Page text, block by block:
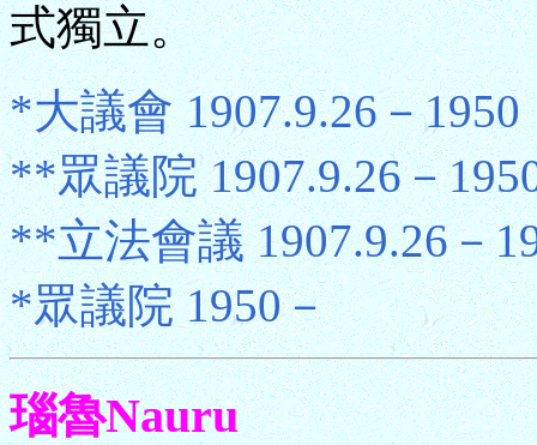
式獨立。
*大議會 1907.9.26－1950
**眾議院 1907.9.26－
**立法會議 1907.9.26－
*眾議院 1950－
瑙魯Nauru